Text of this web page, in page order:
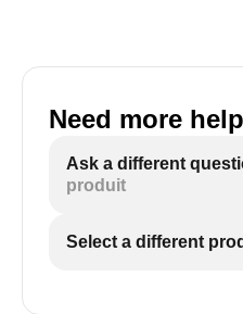
Need more
Ask a different
produit
Select a different